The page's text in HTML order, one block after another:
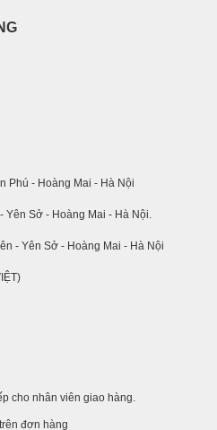
Phú - Hoàng Mai - Hà Nội
Yên Sở - Hoàng Mai - Hà Nội.
- Yên Sở - Hoàng Mai - Hà Nội
cho nhân viên giao hàng.
đơn hàng